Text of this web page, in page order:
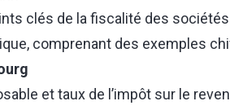
clés de la fiscalité des
comprenant des exemples
et taux de l’impôt sur le